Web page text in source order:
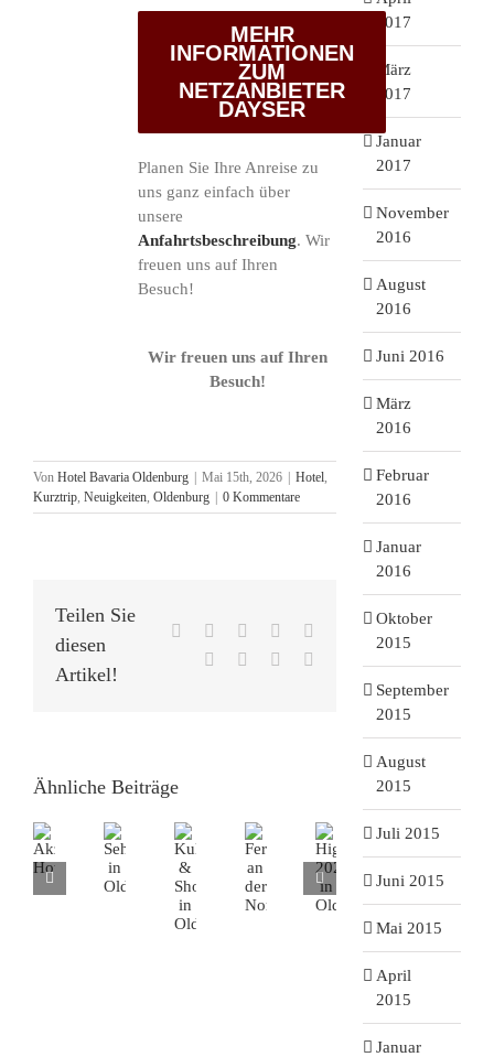
MEHR
INFORMATIONEN
ZUM
NETZANBIETER
DAYSER
Planen Sie Ihre Anreise zu
uns ganz einfach über
unsere
Anfahrtsbeschreibung. Wir
freuen uns auf Ihren
Besuch!
Wir freuen uns auf Ihren
Besuch!
Von Hotel Bavaria Oldenburg | Mai 15th, 2026 | Hotel
Kurztrip Neuigkeiten Oldenburg | 0 Kommentare
Teilen Sie
diesen
Artikel!
Facebook Reddit LinkedInWhatsApp
TumblrPinterest
Ähnliche Beiträge
2017
März
2017
Januar
2017
November
2016
August
2016
Juni 2016
März
2016
Februar
2016
Januar
2016
Oktober
2015
September
2015
August
2015
Juli 2015
Juni 2015
Mai 2015
April
2015
Januar